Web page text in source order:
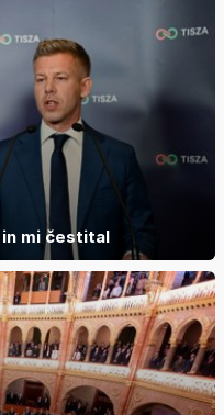
in mi čestital